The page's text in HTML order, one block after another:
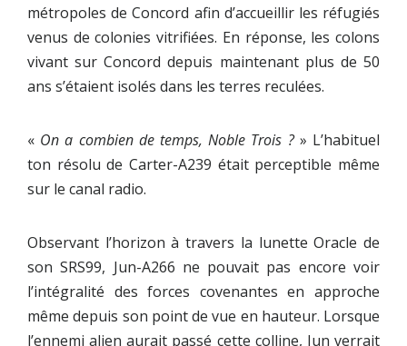
métropoles de Concord afin d’accueillir les réfugiés
venus de colonies vitrifiées. En réponse, les colons
vivant sur Concord depuis maintenant plus de 50
ans s’étaient isolés dans les terres reculées.
« On a combien de temps, Noble Trois ?» L’habituel
ton résolu de Carter-A239 était perceptible même
sur le canal radio.
Observant l’horizon à travers la lunette Oracle de
son SRS99, Jun-A266 ne pouvait pas encore voir
l’intégralité des forces covenantes en approche
même depuis son point de vue en hauteur. Lorsque
l’ennemi alien aurait passé cette colline, Jun verrait